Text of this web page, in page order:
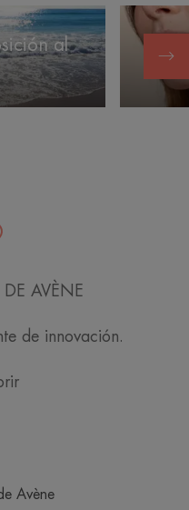
al
Los
efectos
AVÈNE
de innovación.
Avène